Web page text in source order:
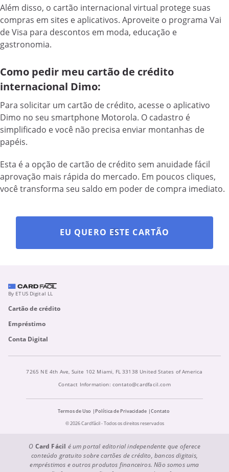
Além disso, o cartão internacional virtual protege suas
compras em sites e aplicativos. Aproveite o programa Vai
de Visa para descontos em moda, educação e
gastronomia.
Como pedir meu cartão de crédito
internacional Dimo:
Para solicitar um cartão de crédito, acesse o aplicativo
Dimo no seu smartphone Motorola. O cadastro é
simplificado e você não precisa enviar montanhas de
papéis.
Esta é a opção de cartão de crédito sem anuidade fácil
aprovação mais rápida do mercado. Em poucos cliques,
você transforma seu saldo em poder de compra imediato.
EU QUERO ESTE CARTÃO
By ETUS Digital LL
Cartão de crédito
Empréstimo
Conta Digital
7265 NE 4th Ave, Suite 102 Miami, FL 33138 United States of America
Contact Information: contato@cardfacil.com
Termos de Uso Política de Privacidade
Contato
© 2026 Cardfácil - Todos os direitos reservados
O Card Fácil é um portal editorial independente que oferece
conteúdo gratuito sobre cartões de crédito, bancos digitais,
empréstimos e outros produtos financeiros. Não somos uma